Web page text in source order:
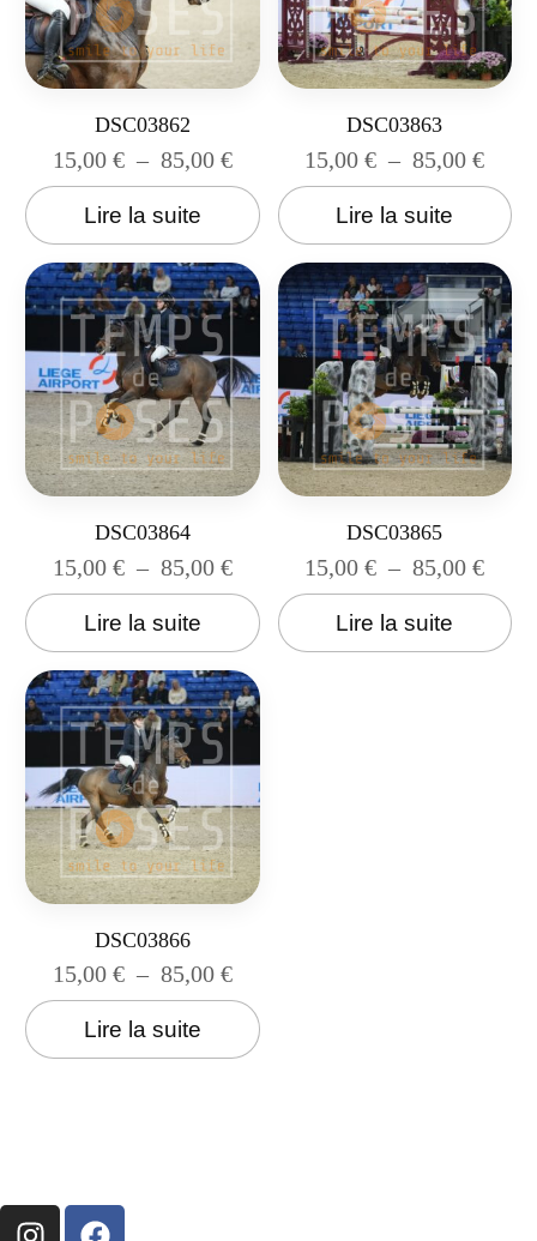
DSC03862
15,00 € – 85,00 €
Lire la suite
DSC03863
15,00€ – 85,00€
Lire la suite
DSC03864
15,00 € – 85,00 €
Lire la suite
DSC03865
15,00€ – 85,00€
Lire la suite
DSC03866
15,00 € – 85,00 €
Lire la suite